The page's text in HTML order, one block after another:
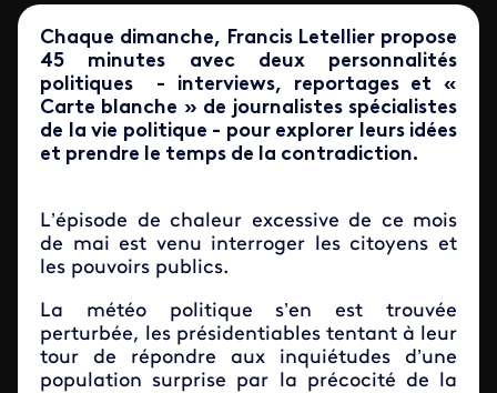
Chaque dimanche, Francis Letellier propose
45 minutes avec deux personnalités
politiques - interviews, reportages et «
Carte blanche » de journalistes spécialistes
de la vie politique - pour explorer leurs idées
et prendre le temps de la contradiction.
L’épisode de chaleur excessive de ce mois
de mai est venu interroger les citoyens et
les pouvoirs publics.
La météo politique s’en est trouvée
perturbée, les présidentiables tentant à leur
tour de répondre aux inquiétudes d’une
population surprise par la précocité de la